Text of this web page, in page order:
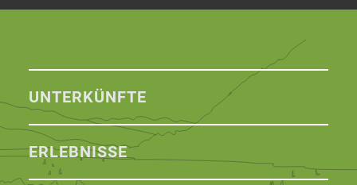
UNTERKÜNFTE
ERLEBNISSE